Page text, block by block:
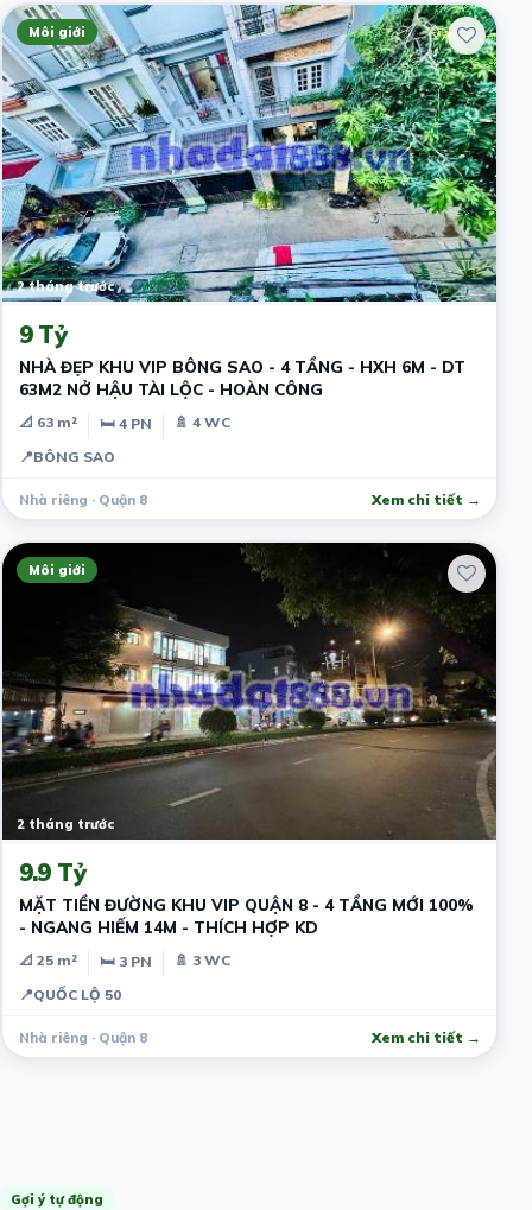
Môi giới
2 tháng trước
9 Tỷ
NHÀ ĐẸP KHU VIP BÔNG SAO - 4 TẦNG - HXH 6M - DT
63M2 NỞ HẬU TÀI LỘC - HOÀN CÔNG
📐 63 m² 🛏 4 PN
🚿 4 WC
📍BÔNG SAO
Nhà riêng · Quận 8 Xem chi tiết →
Môi giới
2 tháng trước
9.9 Tỷ
MẶT TIỀN ĐƯỜNG KHU VIP QUẬN 8 - 4 TẦNG MỚI 100%
- NGANG HIẾM 14M - THÍCH HỢP KD
📐 25 m² 🛏 3 PN
🚿 3 WC
📍QUỐC LỘ 50
Nhà riêng · Quận 8 Xem chi tiết →
Gợi ý tự động